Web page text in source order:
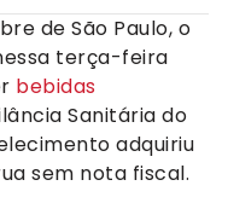
de São Paulo, o
terça-feira
bebidas
Sanitária do
adquiriu
sem nota fiscal.